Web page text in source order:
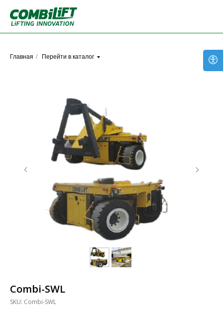
Главная / Перейти в каталог
Combi-SWL
SKU: Combi-SWL